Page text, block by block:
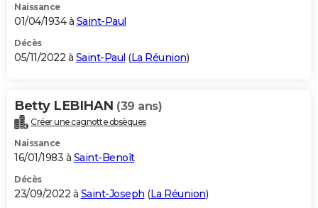
Naissance
01/04/1934 à Saint-Paul
Décès
05/11/2022 à Saint-Paul (La Réunion)
Betty LEBIHAN (39 ans)
Créer une cagnotte obsèques
Naissance
16/01/1983 à Saint-Benoît
Décès
23/09/2022 à Saint-Joseph (La Réunion)